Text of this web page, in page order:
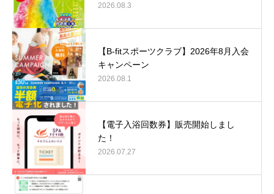
2026.08.3
【B-fitスポーツクラブ】2026年8月入会
キャンペーン
2026.08.1
【電子入浴回数券】販売開始しまし
た！
2026.07.27